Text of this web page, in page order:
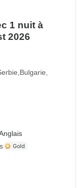
1 nuit à
2026
Bulgarie